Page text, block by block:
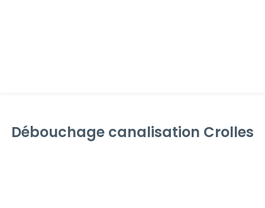
Débouchage canalisation Crolles